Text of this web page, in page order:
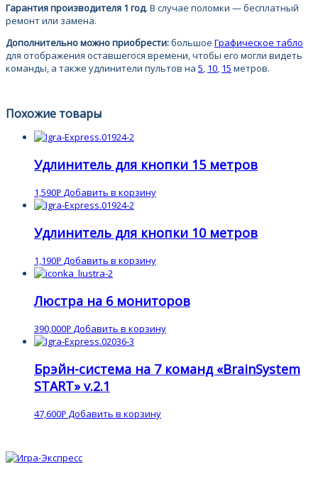
Гарантия производителя 1 год. В случае поломки — бесплатный
ремонт или замена.
Дополнительно можно приобрести:большое Графическое табло
для отображения оставшегося времени, чтобы его могли видеть
команды, а также удлинители пультов на 5, 10, 15 метров.
Похожие товары
Удлинитель для кнопки 15 метров
1,590Р Добавить в корзину
Удлинитель для кнопки 10 метров
1,190Р Добавить в корзину
Люстра на 6 мониторов
390,000Р Добавить в корзину
Брэйн-система на 7 команд «BrainSystem
START» v.2.1
47,600Р Добавить в корзину